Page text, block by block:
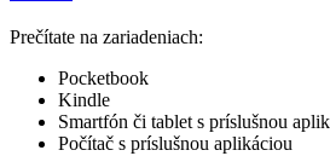
Prečítate na zariadeniach:
Pocketbook
Kindle
Smartfón či tablet s príslušnou
Počítač s príslušnou aplikáciou